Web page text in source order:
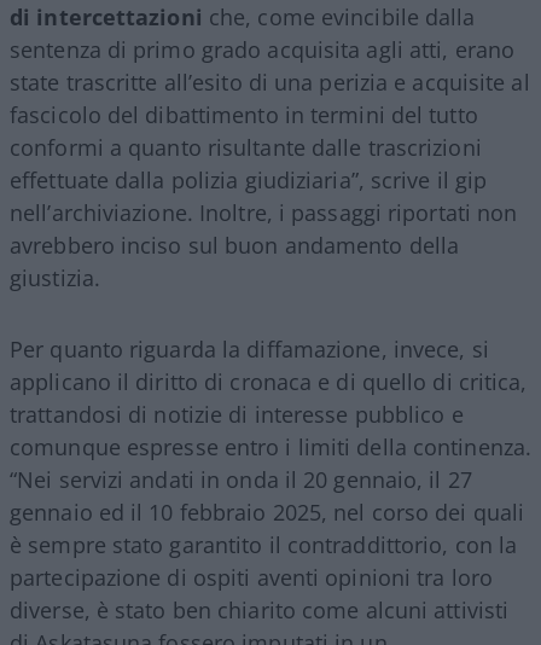
di intercettazioni che, come evincibile dalla
sentenza di primo grado acquisita agli atti, erano
state trascritte all’esito di una perizia e acquisite al
fascicolo del dibattimento in termini del tutto
conformi a quanto risultante dalle trascrizioni
effettuate dalla polizia giudiziaria”, scrive il gip
nell’archiviazione. Inoltre, i passaggi riportati non
avrebbero inciso sul buon andamento della
giustizia.
Per quanto riguarda la diffamazione, invece, si
applicano il diritto di cronaca e di quello di critica,
trattandosi di notizie di interesse pubblico e
comunque espresse entro i limiti della continenza.
“Nei servizi andati in onda il 20 gennaio, il 27
gennaio ed il 10 febbraio 2025, nel corso dei quali
è sempre stato garantito il contraddittorio, con la
partecipazione di ospiti aventi opinioni tra loro
diverse, è stato ben chiarito come alcuni attivisti